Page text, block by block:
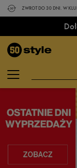
ZWROT DO 30 DNI. W